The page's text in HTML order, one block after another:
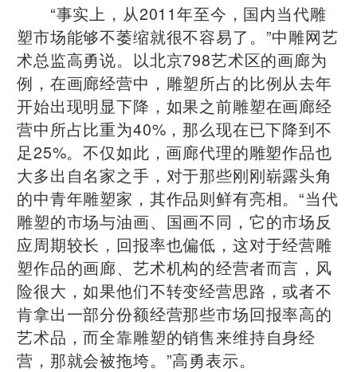
“事实上，从2011年至今，国内当代雕
塑市场能够不萎缩就很不容易了。”中雕网艺
术总监高勇说。以北京798艺术区的画廊为
例，在画廊经营中，雕塑所占的比例从去年
开始出现明显下降，如果之前雕塑在画廊经
营中所占比重为40%，那么现在已下降到不
足25%。不仅如此，画廊代理的雕塑作品也
大多出自名家之手，对于那些刚刚崭露头角
的中青年雕塑家，其作品则鲜有亮相。“当代
雕塑的市场与油画、国画不同，它的市场反
应周期较长，回报率也偏低，这对于经营雕
塑作品的画廊、艺术机构的经营者而言，风
险很大，如果他们不转变经营思路，或者不
肯拿出一部分份额经营那些市场回报率高的
艺术品，而全靠雕塑的销售来维持自身经
营，那就会被拖垮。”高勇表示。